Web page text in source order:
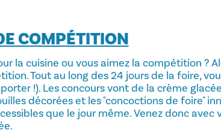
COMPÉTITION
la cuisine ou vous aimez la compétition ?
Tout au long des 24 jours de la foire,
!). Les concours vont de la crème
décorées et les "concoctions de foire"
que le jour même. Venez donc